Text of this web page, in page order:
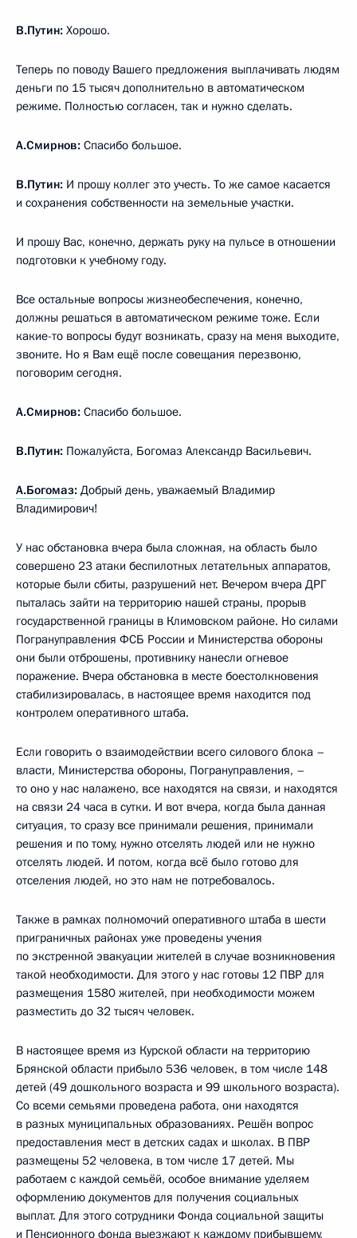
В.Путин: Хорошо.
Теперь по поводу Вашего предложения выплачивать людям
деньги по 15 тысяч дополнительно в автоматическом
режиме. Полностью согласен, так и нужно сделать.
А.Смирнов: Спасибо большое.
В.Путин: И прошу коллег это учесть. То же самое касается
и сохранения собственности на земельные участки.
И прошу Вас, конечно, держать руку на пульсе в отношении
подготовки к учебному году.
Все остальные вопросы жизнеобеспечения, конечно,
должны решаться в автоматическом режиме тоже. Если
какие-то вопросы будут возникать, сразу на меня выходите,
звоните. Но я Вам ещё после совещания перезвоню,
поговорим сегодня.
А.Смирнов: Спасибо большое.
В.Путин: Пожалуйста, Богомаз Александр Васильевич.
А.Богомаз: Добрый день, уважаемый Владимир
Владимирович!
У нас обстановка вчера была сложная, на область было
совершено 23 атаки беспилотных летательных аппаратов,
которые были сбиты, разрушений нет. Вечером вчера ДРГ
пыталась зайти на территорию нашей страны, прорыв
государственной границы в Климовском районе. Но силами
Погрануправления ФСБ России и Министерства обороны
они были отброшены, противнику нанесли огневое
поражение. Вчера обстановка в месте боестолкновения
стабилизировалась, в настоящее время находится под
контролем оперативного штаба.
Если говорить о взаимодействии всего силового блока –
власти, Министерства обороны, Погрануправления, –
то оно у нас налажено, все находятся на связи, и находятся
на связи 24 часа в сутки. И вот вчера, когда была данная
ситуация, то сразу все принимали решения, принимали
решения и по тому, нужно отселять людей или не нужно
отселять людей. И потом, когда всё было готово для
отселения людей, но это нам не потребовалось.
Также в рамках полномочий оперативного штаба в шести
приграничных районах уже проведены учения
по экстренной эвакуации жителей в случае возникновения
такой необходимости. Для этого у нас готовы 12 ПВР для
размещения 1580 жителей, при необходимости можем
разместить до 32 тысяч человек.
В настоящее время из Курской области на территорию
Брянской области прибыло 536 человек, в том числе 148
детей (49 дошкольного возраста и 99 школьного возраста).
Со всеми семьями проведена работа, они находятся
в разных муниципальных образованиях. Решён вопрос
предоставления мест в детских садах и школах. В ПВР
размещены 52 человека, в том числе 17 детей. Мы
работаем с каждой семьёй, особое внимание уделяем
оформлению документов для получения социальных
выплат. Для этого сотрудники Фонда социальной защиты
и Пенсионного фонда выезжают к каждому прибывшему,